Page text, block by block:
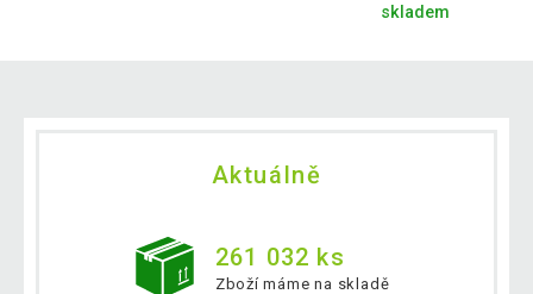
skladem
Aktuálně
261 032 ks
Zboží máme na skladě